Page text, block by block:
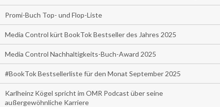
Promi-Buch Top- und Flop-Liste
Media Control kürt BookTok Bestseller des Jahres 2025
Media Control Nachhaltigkeits-Buch-Award 2025
#BookTok Bestsellerliste für den Monat September 2025
Karlheinz Kögel spricht im OMR Podcast über seine
außergewöhnliche Karriere